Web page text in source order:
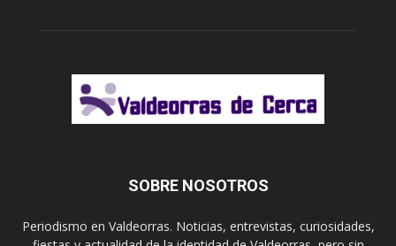
SOBRE NOSOTROS
Periodismo en Valdeorras. Noticias, entrevistas, curiosidades,